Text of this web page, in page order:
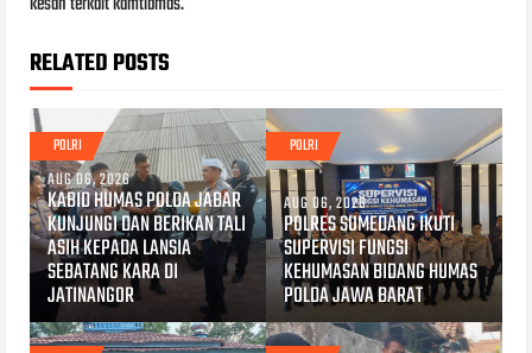
RELATED POSTS
POLRI
AUG 06, 2026
KABID HUMAS POLDA JABAR
KUNJUNGI DAN BERIKAN TALI
ASIH KEPADA LANSIA
SEBATANG KARA DI
JATINANGOR
POLRI
AUG 06, 2026
POLRES SUMEDANG IKUTI
SUPERVISI FUNGSI
KEHUMASAN BIDANG HUMAS
POLDA JAWA BARAT